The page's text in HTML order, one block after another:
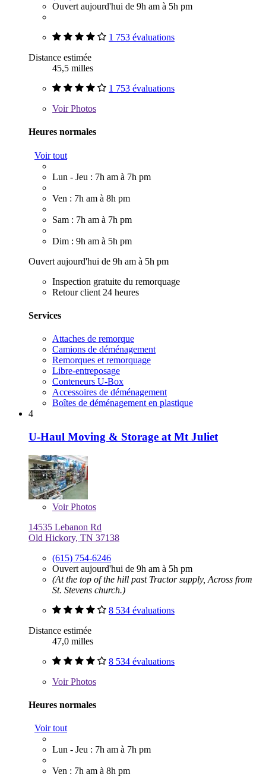
Ouvert aujourd'hui de 9h am à 5h pm
1 753 évaluations
Distance estimée
45,5 milles
1 753 évaluations
VoirPhotos
Heures normales
Voir tout
Lun - Jeu : 7h am à 7h pm
Ven : 7h am à 8h pm
Sam : 7h am à 7h pm
Dim : 9h am à 5h pm
Ouvert aujourd'hui de 9h am à 5h pm
Inspection gratuite du remorquage
Retour client 24 heures
Services
Attaches de remorque
Camions de déménagement
Remorques et remorquage
Libre-entreposage
Conteneurs U-Box
Accessoires de déménagement
Boîtes de déménagement en plastique
4
U-Haul Moving & Storage at Mt Juliet
VoirPhotos
14535 Lebanon Rd
Old Hickory, TN 37138
(615) 754-6246
Ouvert aujourd'hui de 9h am à 5h pm
(At the top of the hill past Tractor supply, Across from
St. Stevens church.)
8 534 évaluations
Distance estimée
47,0 milles
8 534 évaluations
VoirPhotos
Heures normales
Voir tout
Lun - Jeu : 7h am à 7h pm
Ven : 7h am à 8h pm